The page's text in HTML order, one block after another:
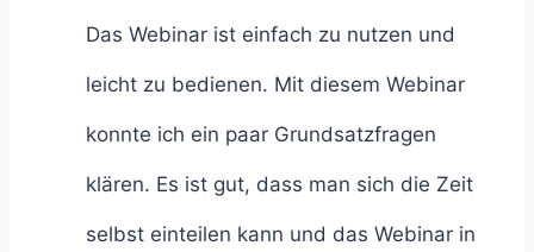
Das Webinar ist einfach zu nutzen und
leicht zu bedienen. Mit diesem Webinar
konnte ich ein paar Grundsatzfragen
klären. Es ist gut, dass man sich die Zeit
selbst einteilen kann und das Webinar in